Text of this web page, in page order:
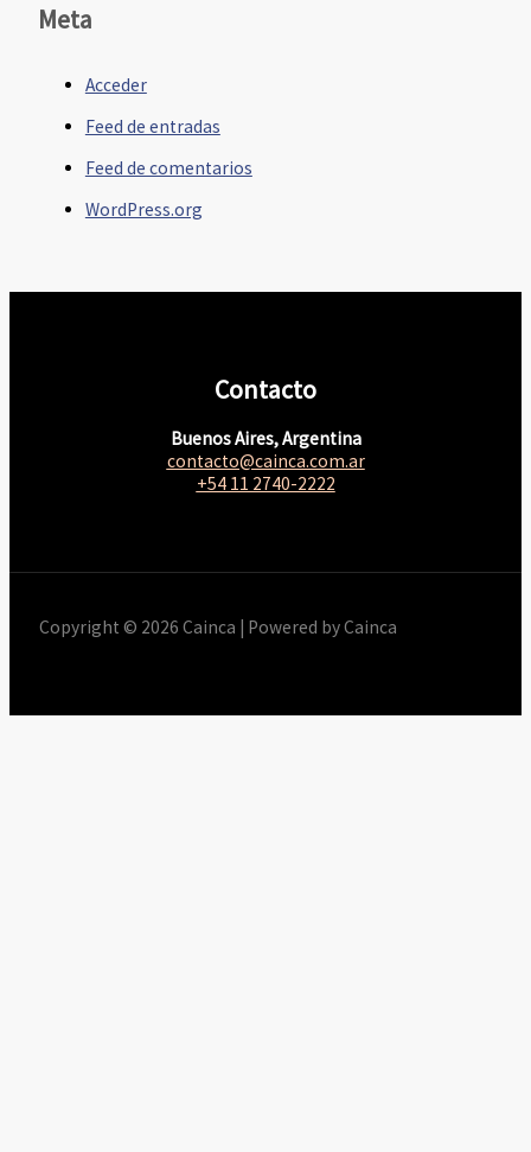
Meta
Acceder
Feed de entradas
Feed de comentarios
WordPress.org
Contacto
Buenos Aires, Argentina
contacto@cainca.com.ar
+54 11 2740-2222
Copyright © 2026 Cainca | Powered by Cainca